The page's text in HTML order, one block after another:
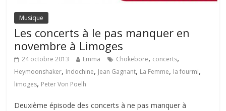
Musique
Les concerts à le pas manquer en
novembre à Limoges
24 octobre 2013 Emma Chokebore, concerts,
Heymoonshaker, Indochine, Jean Gagnant, La Femme, la fourmi,
limoges, Peter Von Poelh
Deuxième épisode des concerts à ne pas manquer à